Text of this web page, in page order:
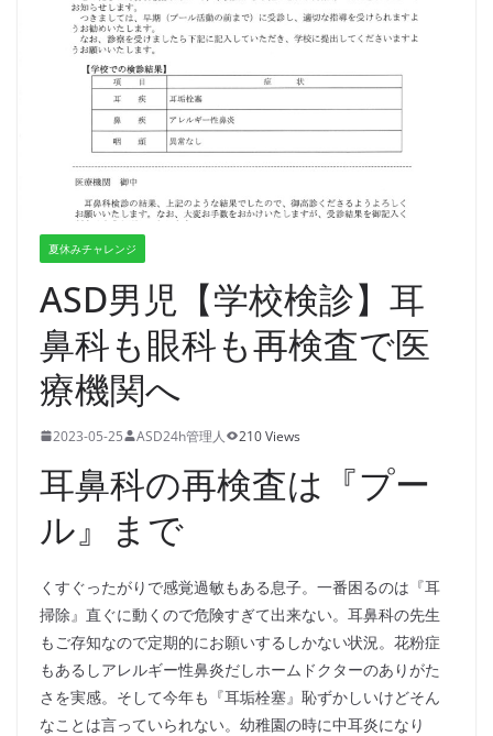
夏休みチャレンジ
ASD男児【学校検診】耳
鼻科も眼科も再検査で医
療機関へ
2023-05-25 ASD24h管理人 210 Views
耳鼻科の再検査は『プー
ル』まで
くすぐったがりで感覚過敏もある息子。一番困るのは『耳
掃除』直ぐに動くので危険すぎて出来ない。耳鼻科の先生
もご存知なので定期的にお願いするしかない状況。花粉症
もあるしアレルギー性鼻炎だしホームドクターのありがた
さを実感。そして今年も『耳垢栓塞』恥ずかしいけどそん
なことは言っていられない。幼稚園の時に中耳炎になり